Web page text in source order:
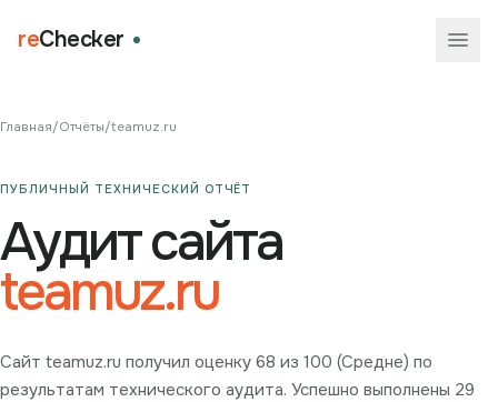
reChecker
Главная/Отчёты/teamuz.ru
ПУБЛИЧНЫЙ ТЕХНИЧЕСКИЙ ОТЧЁТ
Аудит сайта
teamuz.ru
Сайт teamuz.ru получил оценку 68 из 100 (Средне) по
результатам технического аудита. Успешно выполнены 29